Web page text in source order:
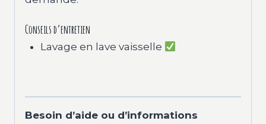
Conseils d’entretien
Lavage en lave vaisselle
Besoin d’aide ou d’informations